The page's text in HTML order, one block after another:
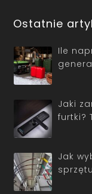
Ostatnie
Ile
Jaki
furtki?
Jak